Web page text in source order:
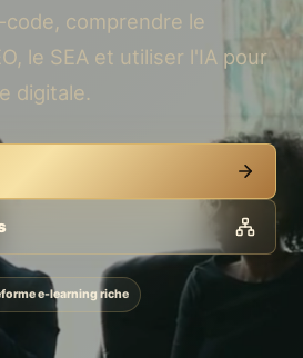
comprendre le
le SEA et utiliser l'IA pour
digitale.
e-learning riche